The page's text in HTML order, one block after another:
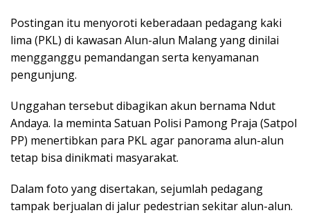
Postingan itu menyoroti keberadaan pedagang kaki
lima (PKL) di kawasan Alun-alun Malang yang dinilai
mengganggu pemandangan serta kenyamanan
pengunjung.
Unggahan tersebut dibagikan akun bernama Ndut
Andaya. Ia meminta Satuan Polisi Pamong Praja (Satpol
PP) menertibkan para PKL agar panorama alun-alun
tetap bisa dinikmati masyarakat.
Dalam foto yang disertakan, sejumlah pedagang
tampak berjualan di jalur pedestrian sekitar alun-alun.